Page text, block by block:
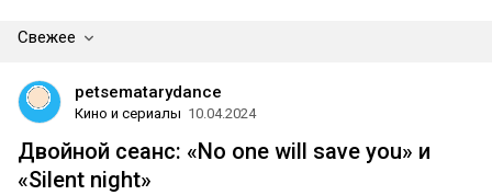
Свежее
petsematarydance
Кино и сериалы 10.04.2024
Двойной сеанс: «No one will save you» и
«Silent night»